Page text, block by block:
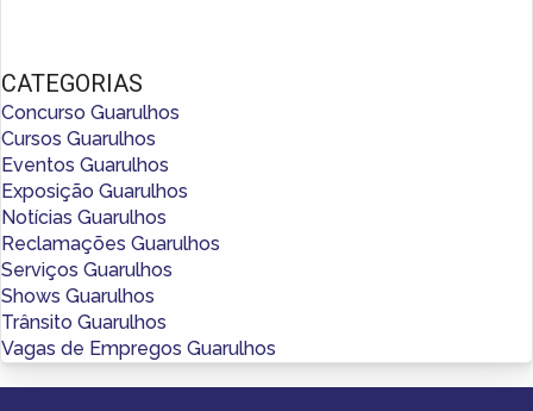
CATEGORIAS
Concurso Guarulhos
Cursos Guarulhos
Eventos Guarulhos
Exposição Guarulhos
Notícias Guarulhos
Reclamações Guarulhos
Serviços Guarulhos
Shows Guarulhos
Trânsito Guarulhos
Vagas de Empregos Guarulhos